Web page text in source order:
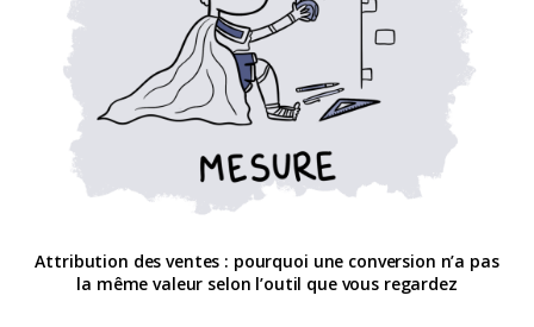
Attribution des ventes : pourquoi une conversion n’a pas
la même valeur selon l’outil que vous regardez